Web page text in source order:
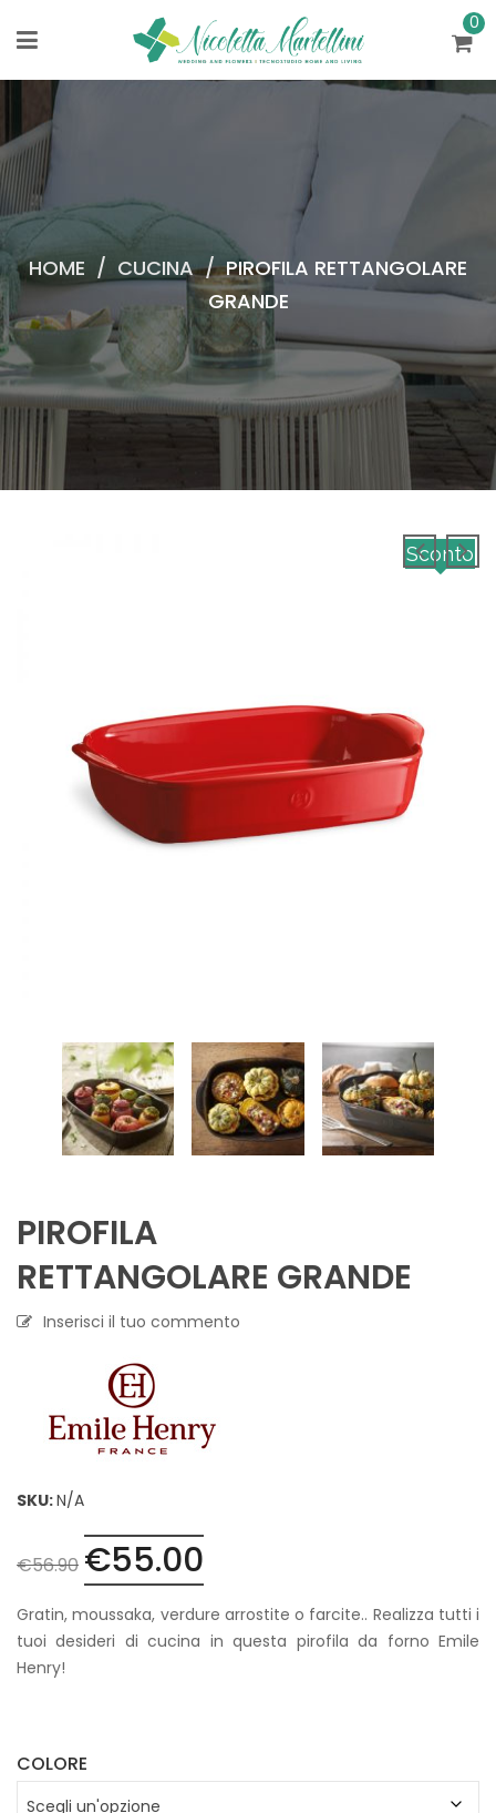
0
HOME / CUCINA / PIROFILA RETTANGOLARE
GRANDE
Sconto
PIROFILA
RETTANGOLARE GRANDE
Inserisci il tuo commento
SKU:N/A
€56.90 Il
prezzo
originale
era:
€55.00
prezzo
attuale
è:
Gratin, moussaka, verdure arrostite o farcite.. Realizza tutti i
tuoi desideri di cucina in questa pirofila da forno Emile
Henry!
COLORE